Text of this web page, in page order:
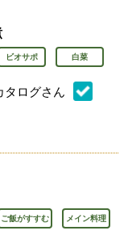
ビオサポ 白菜
タログさん
ご飯がすすむ メイン料理